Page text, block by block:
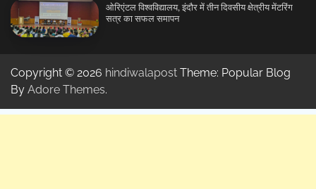
ओरिएंटल विश्वविद्यालय, इंदौर में तीन दिवसीय क्षेत्रीय मेंटरिंग
सत्र का सफल समापन
Copyright © 2026 hindiwalapost Theme: Popular Blog
By Adore Themes.